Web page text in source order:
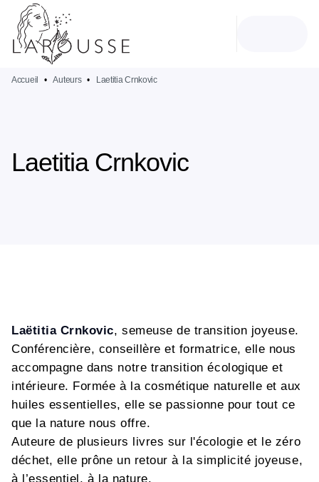
MENU
PIED DE PAGE
Accueil • Auteurs • Laetitia Crnkovic
Laetitia Crnkovic
Laëtitia Crnkovic, semeuse de transition joyeuse.
Conférencière, conseillère et formatrice, elle nous
accompagne dans notre transition écologique et
intérieure. Formée à la cosmétique naturelle et aux
huiles essentielles, elle se passionne pour tout ce
que la nature nous offre.
Auteure de plusieurs livres sur l'écologie et le zéro
déchet, elle prône un retour à la simplicité joyeuse,
à l’essentiel, à la nature.